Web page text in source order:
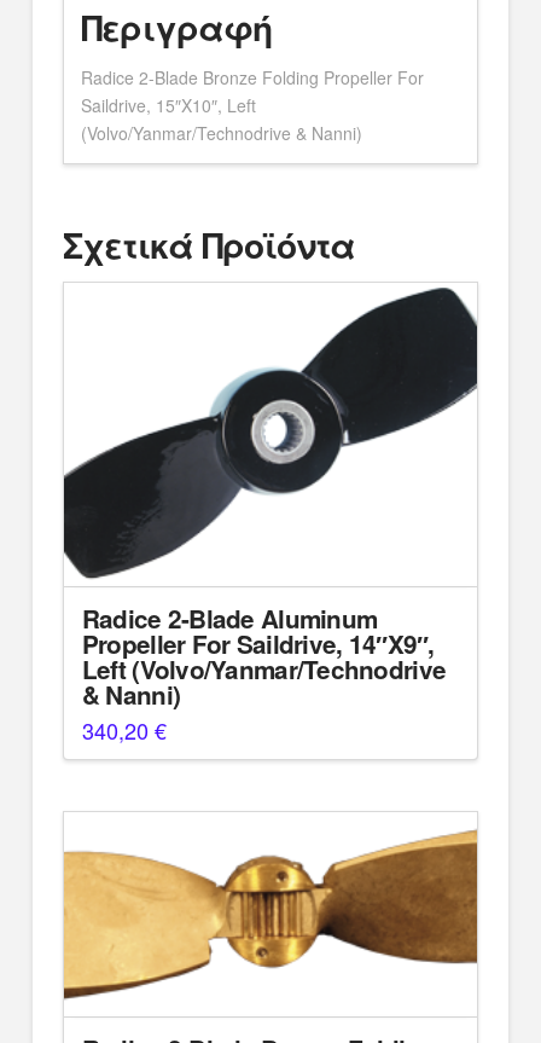
Περιγραφή
Radice 2-Blade Bronze Folding Propeller For
Saildrive, 15″X10″, Left
(Volvo/Yanmar/Technodrive & Nanni)
Σχετικά Προϊόντα
Radice 2-Blade Aluminum
Propeller For Saildrive, 14″X9″,
Left (Volvo/Yanmar/Technodrive
& Nanni)
340,20€